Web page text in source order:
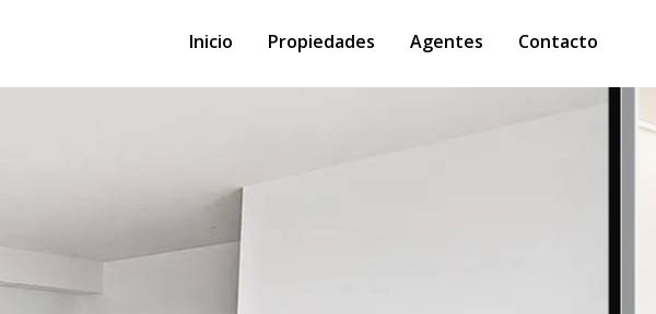
Inicio Propiedades Agentes Contacto